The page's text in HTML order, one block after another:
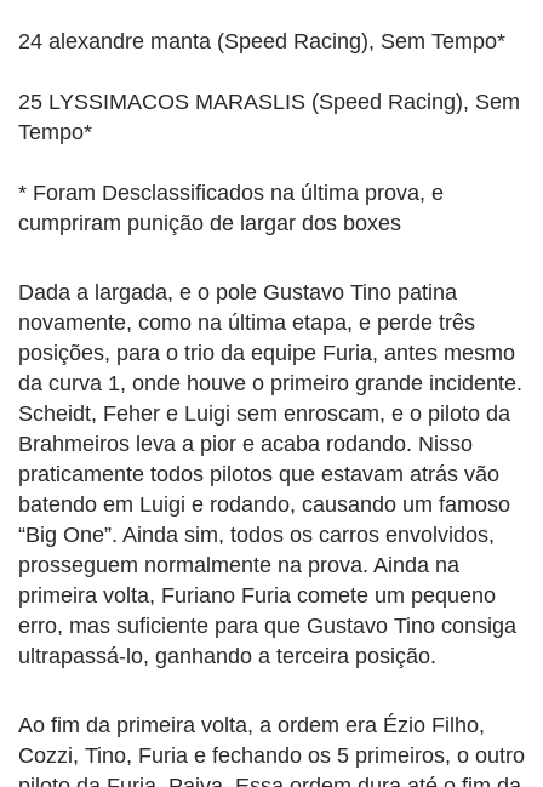
24 alexandre manta (Speed Racing), Sem Tempo*
25 LYSSIMACOS MARASLIS (Speed Racing), Sem
Tempo*
* Foram Desclassificados na última prova, e
cumpriram punição de largar dos boxes
Dada a largada, e o pole Gustavo Tino patina
novamente, como na última etapa, e perde três
posições, para o trio da equipe Furia, antes mesmo
da curva 1, onde houve o primeiro grande incidente.
Scheidt, Feher e Luigi sem enroscam, e o piloto da
Brahmeiros leva a pior e acaba rodando. Nisso
praticamente todos pilotos que estavam atrás vão
batendo em Luigi e rodando, causando um famoso
“Big One”. Ainda sim, todos os carros envolvidos,
prosseguem normalmente na prova. Ainda na
primeira volta, Furiano Furia comete um pequeno
erro, mas suficiente para que Gustavo Tino consiga
ultrapassá-lo, ganhando a terceira posição.
Ao fim da primeira volta, a ordem era Ézio Filho,
Cozzi, Tino, Furia e fechando os 5 primeiros, o outro